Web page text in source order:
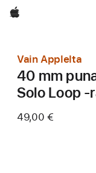
Apple
Vain Applelta
40 mm
Solo Loop
49,00 €